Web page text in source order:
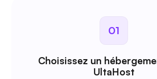
01
Choisissez un
UltaHost